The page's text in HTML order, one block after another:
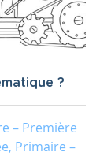
?
– Première
Primaire –